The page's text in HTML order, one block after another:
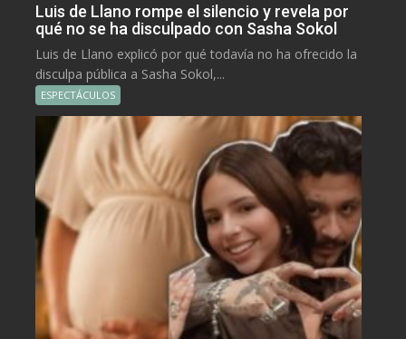
Luis de Llano rompe el silencio y revela por
qué no se ha disculpado con Sasha Sokol
Luis de Llano explicó por qué todavía no ha ofrecido la
disculpa pública a Sasha Sokol,...
ESPECTÁCULOS